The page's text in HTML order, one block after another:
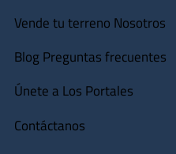
Vende tu terreno Nosotros
Blog Preguntas frecuentes
Únete a Los Portales
Contáctanos